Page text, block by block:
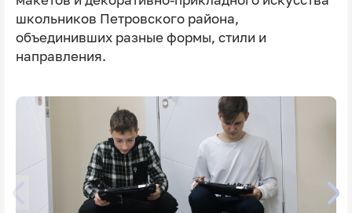
школьников Петровского района,
объединивших разные формы, стили и
направления.